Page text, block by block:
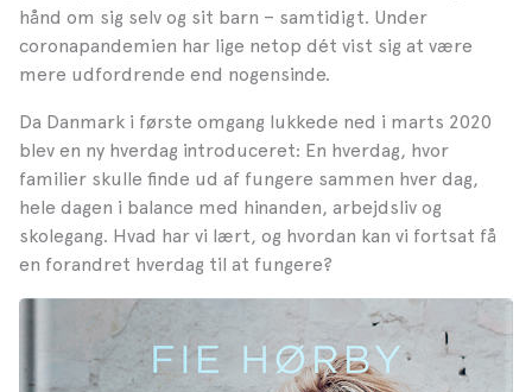
hånd om sig selv og sit barn – samtidigt. Under
coronapandemien har lige netop dét vist sig at være
mere udfordrende end nogensinde.
Da Danmark i første omgang lukkede ned i marts 2020
blev en ny hverdag introduceret: En hverdag, hvor
familier skulle finde ud af fungere sammen hver dag,
hele dagen i balance med hinanden, arbejdsliv og
skolegang. Hvad har vi lært, og hvordan kan vi fortsat få
en forandret hverdag til at fungere?